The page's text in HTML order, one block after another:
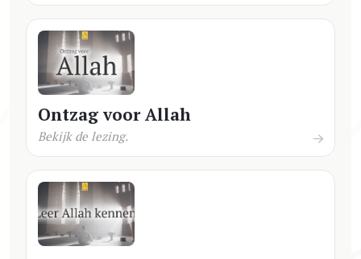
Ontzag voor Allah
Bekijk de lezing.